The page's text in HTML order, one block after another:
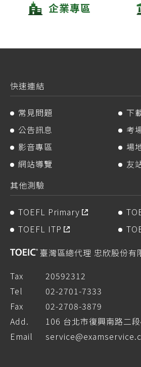
企業專區
快速連結
常見問題
下
公告訊息
考
影音專區
場
網站導覽
友
其他測驗
TOEFL Primary
TOEFL ITP
臺灣區總代理 忠欣股份有
Tax
20592312
Tel
02-2701-7333
Fax
02-2708-3879
Add.
106 台北市復興南路二
Email